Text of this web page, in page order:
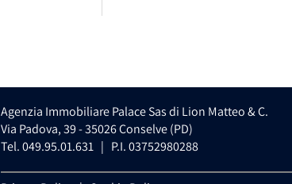
Agenzia Immobiliare Palace Sas di Lion Matteo & C.
Via Padova, 39 - 35026 Conselve (PD)
Tel. 049.95.01.631 | P.I. 03752980288